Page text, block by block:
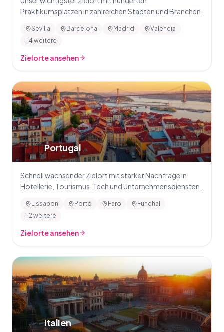
Praktikumsplätzen in zahlreichen Städten und Branchen.
Sevilla Barcelona Madrid
Valencia
+4 weitere
Zielorte ansehen
🇵🇹Portugal
Schnell wachsender Zielort mit starker Nachfrage in
Hotellerie, Tourismus, Tech und Unternehmensdiensten.
Lissabon Porto Faro
Funchal
+2 weitere
Zielorte ansehen
🇮🇹Italien